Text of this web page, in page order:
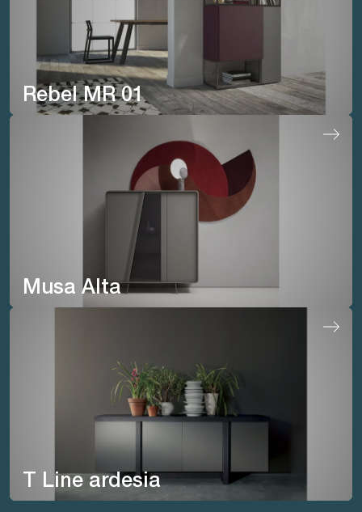
Rebel MR 01
Musa Alta
T Line ardesia